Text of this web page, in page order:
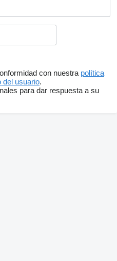
con nuestra política
del usuario.
para dar respuesta a su